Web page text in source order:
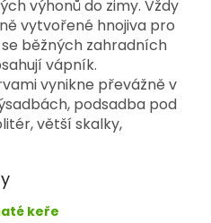
výhonů do zimy. Vždy
vytvořené hnojiva pro
běžných zahradních
vápník.
vynikne převážně v
podsadba pod
větší skalky,
keře